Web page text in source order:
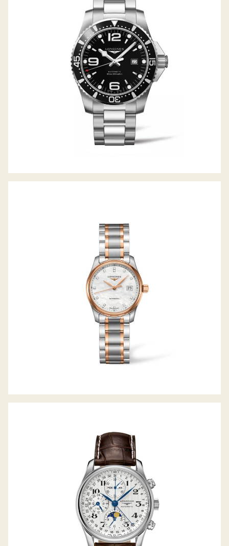
HYDROCONQUEST
THE MASTER COLLECTION
LONGINES THE MASTER COLLECTION